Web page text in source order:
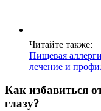
Читайте также:
Пищевая
лечение и
Как избавиться
глазу?